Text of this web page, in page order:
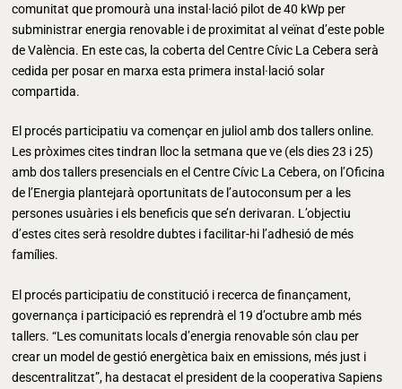
comunitat que promourà una instal·lació pilot de 40 kWp per
subministrar energia renovable i de proximitat al veïnat d’este poble
de València. En este cas, la coberta del Centre Cívic La Cebera serà
cedida per posar en marxa esta primera instal·lació solar
compartida.
El procés participatiu va començar en juliol amb dos tallers online.
Les pròximes cites tindran lloc la setmana que ve (els dies 23 i 25)
amb dos tallers presencials en el Centre Cívic La Cebera, on l’Oficina
de l’Energia plantejarà oportunitats de l’autoconsum per a les
persones usuàries i els beneficis que se’n derivaran. L’objectiu
d’estes cites serà resoldre dubtes i facilitar-hi l’adhesió de més
famílies.
El procés participatiu de constitució i recerca de finançament,
governança i participació es reprendrà el 19 d’octubre amb més
tallers. “Les comunitats locals d’energia renovable són clau per
crear un model de gestió energètica baix en emissions, més just i
descentralitzat”, ha destacat el president de la cooperativa Sapiens